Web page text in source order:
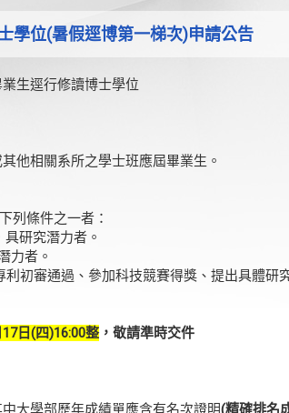
學位(暑假逕博第一梯次)申請公告
生逕行修讀博士學位
相關系所之學士班應屆畢業生。
列條件之一者：
研究潛力者。
力者。
初審通過、參加科技競賽得獎、提出具體研
日(四)16:00整，敬請準時交件
大學部歷年成績單應含有名次證明(精確排名